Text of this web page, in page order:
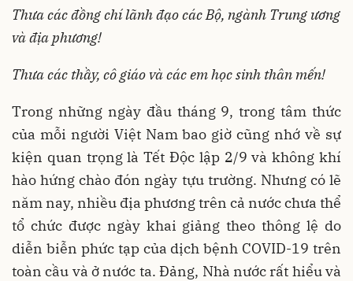
Thưa các đồng chí lãnh đạo các Bộ, ngành Trung ương
và địa phương!
Thưa các thầy, cô giáo và các em học sinh thân mến!
Trong những ngày đầu tháng 9, trong tâm thức
của mỗi người Việt Nam bao giờ cũng nhớ về sự
kiện quan trọng là Tết Độc lập 2/9 và không khí
hào hứng chào đón ngày tựu trường. Nhưng có lẽ
năm nay, nhiều địa phương trên cả nước chưa thể
tổ chức được ngày khai giảng theo thông lệ do
diễn biễn phức tạp của dịch bệnh COVID-19 trên
toàn cầu và ở nước ta. Đảng, Nhà nước rất hiểu và